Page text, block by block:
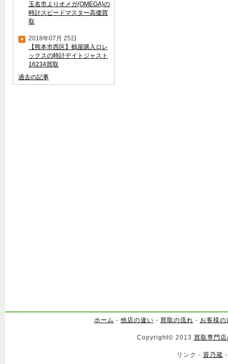
玉名市よりオメガ(OMEGA)の
時計スピードマスター高価買
取
2018年07月 25日
【熊本市西区】鶴屋購入ロレ
ックスの時計デイトジャスト
16234買取
過去の記事
ホーム - 他店の違い - 買取の流れ - お客様の
Copyright© 2013 買取専門
リンク - 質乃蔵